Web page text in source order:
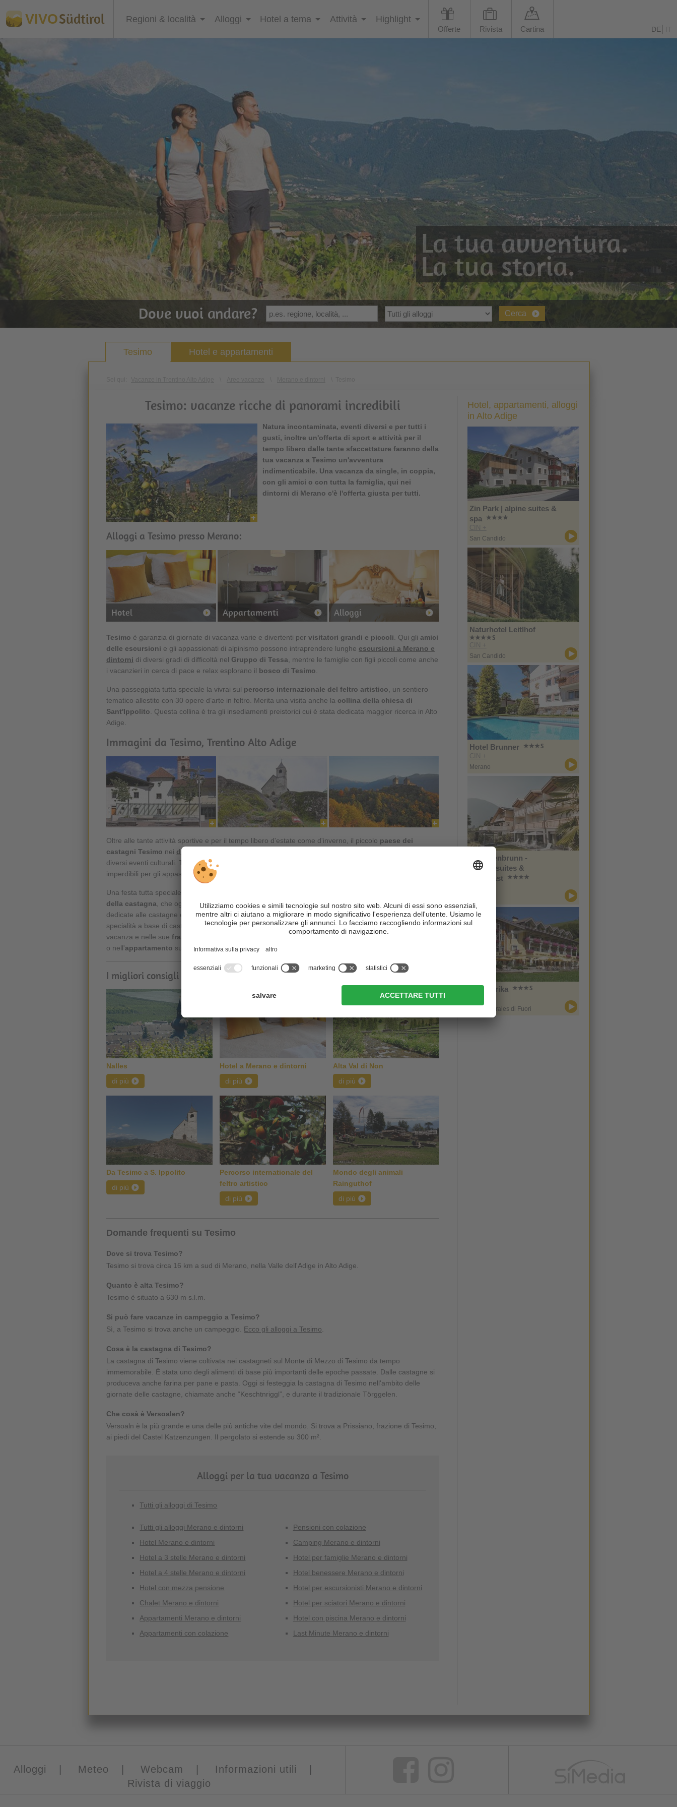
VIVOSüdtirol Regioni & località Alloggi Hotel a tema Attività Highlight
Offerte Rivista Cartina DE
La tua avventura.
La tua storia.
Dove vuoi andare? Cerca
Tesimo Hotel e appartamenti
Tesimo: vacanze ricche di panorami incredibili
Natura incontaminata, eventi diversi e per tutti i
gusti, inoltre un'offerta di sport e attività per il
tempo libero dalle tante sfaccettature faranno della
tua vacanza a Tesimo un'avventura
indimenticabile. Una vacanza da single, in coppia,
con gli amici o con tutta la famiglia, qui nei
dintorni di Merano c'è l'offerta giusta per tutti.
Alloggi a Tesimo presso Merano:
Hotel Appartamenti Alloggi
Tesimo è garanzia di giornate di vacanza varie e divertenti per visitatori grandi e piccoli . Qui gli amici
delle escursioni e gli appassionati di alpinismo possono intraprendere lunghe escursioni a Merano e
dintorni di diversi gradi di difficoltà nel Gruppo di Tessa , mentre le famiglie con figli piccoli come anche
i vacanzieri in cerca di pace e relax esplorano il bosco di Tesimo
Una passeggiata tutta speciale la vivrai sul percorso internazionale del feltro artistico , un sentiero
tematico allestito con 30 opere d’arte in feltro. Merita una visita anche la collina della chiesa di
Sant'Ippolito . Questa collina è tra gli insediamenti preistorici cui è stata dedicata maggior ricerca in Alto
Adige.
Immagini da Tesimo, Trentino Alto Adige
Oltre alle tante attività sportive e per il tempo libero d'estate come d'inverno, il piccolo paese dei
castagni Tesimo nei dintorni di Merano
diversi eventi culturali. Tra questi i
concerti nei castelli
imperdibili per gli appassionati di cultura.
Una festa tutta speciale durante le giornate della castagna a Tesimo-Prissiano, Foiana e Lana è la
della castagna , che ogni anno attira tanti visitatori, e dove oltre alla musica tradizionale, al mercatino
dedicate alle castagne e ai specialità contadini, vengono naturalmente offerte anche numerose
specialità a base di castagne. Vieni anche tu a vivere questo ambiente unico nel suo genere nel comune
vacanza e nelle sue frazioni di Prissiano Grissiano Narano e Plazzoles
o nell'appartamento sulla mezza montagnasoleggiata
I migliori consigli per la tua vacanza a Tesimo:
Nalles
di più
Hotel a Merano e dintorni
di più
Alta Val di Non
di più
Da Tesimo a S. Ippolito
di più
Percorso internationale del
feltro artistico
di più
Mondo degli animali
Rainguthof
di più
Domande frequenti su Tesimo
Dove si trova Tesimo?
Tesimo si trova circa 16 km a sud di Merano, nella Valle dell'Adige in Alto Adige.
Quanto è alta Tesimo?
Tesimo è situato a 630 m s.l.m.
Si può fare vacanze in campeggio a Tesimo?
Sì, a Tesimo si trova anche un campeggio. Ecco gli alloggi a Tesimo
Cosa è la castagna di Tesimo?
La castagna di Tesimo viene coltivata nei castagneti sul Monte di Mezzo di Tesimo da tempo
immemorabile. È stata uno degli alimenti di base più importanti delle epoche passate. Dalle castagne si
produceva anche farina per pane e pasta. Oggi si festeggia la castagna di Tesimo nell'ambito delle
giornate delle castagne, chiamate anche “Keschtnriggl”, e durante il tradizionale Törggelen.
Che cosà è Versoalen?
Versoaln è la più grande e una delle più antiche vite del mondo. Si trova a Prissiano, frazione di Tesimo,
ai piedi del Castel Katzenzungen. Il pergolato si estende su 300 m².
Alloggi per la tua vacanza a Tesimo
Tutti gli alloggi di Tesimo
Tutti gli alloggi Merano e dintorni
Hotel Merano e dintorni
Hotel a 3 stelle Merano e dintorni
Hotel a 4 stelle Merano e dintorni
Hotel con mezza pensione
Chalet Merano e dintorni
Appartamenti Merano e dintorni
Appartamenti con colazione
Pensioni con colazione
Camping Merano e dintorni
Hotel per famiglie Merano e dintorni
Hotel benessere Merano e dintorni
Hotel per escursionisti Merano e dintorni
Hotel per sciatori Merano e dintorni
Hotel con piscina Merano e dintorni
Last Minute Merano e dintorni
Hotel, appartamenti, alloggi
in Alto Adige
Zin Park | alpine suites &
spa
CIN +
San Candido
Naturhotel Leitlhof
CIN +
San Candido
Hotel Brunner
CIN +
Merano
Im Tiefenbrunn -
Gardensuites &
Breakfast
Hotel Erika
Braies / Braies di Fuori
Alloggi Meteo Webcam Informazioni utili
Rivista di viaggio